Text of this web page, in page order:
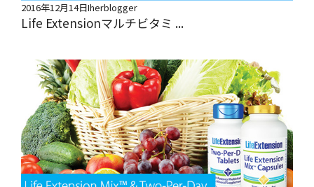
2016年12月14日Iherblogger
Life Extensionマルチビタミ ...